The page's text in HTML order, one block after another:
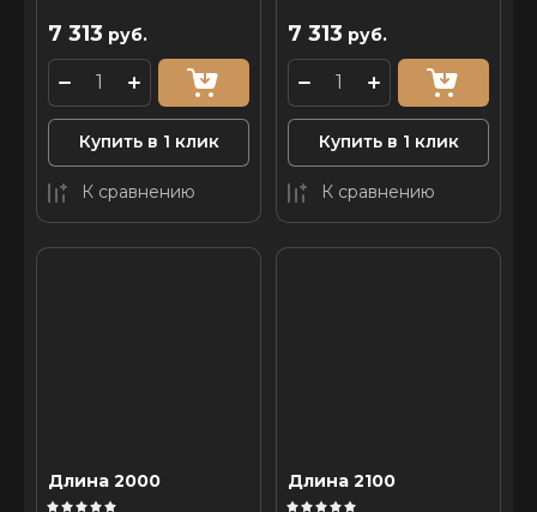
7 313 руб.
Купить в 1 клик
К сравнению
7 313 руб.
Купить в 1 клик
К сравнению
Длина 2000 Длина 2100